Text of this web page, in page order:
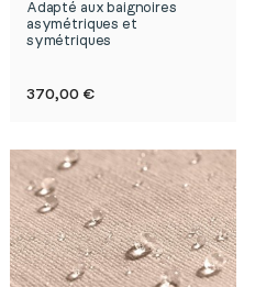
Adapté aux baignoires
asymétriques et
symétriques
Prix
370,00 €